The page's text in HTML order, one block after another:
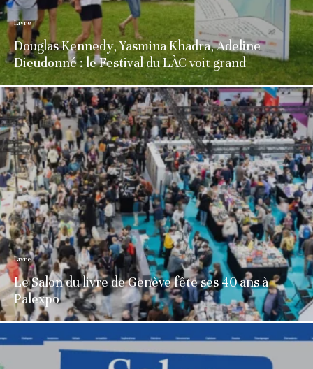
Livre
Douglas Kennedy, Yasmina Khadra, Adeline
Dieudonné : le Festival du LÀC voit grand
Livre
Le Salon du livre de Genève fête ses 40 ans à
Palexpo